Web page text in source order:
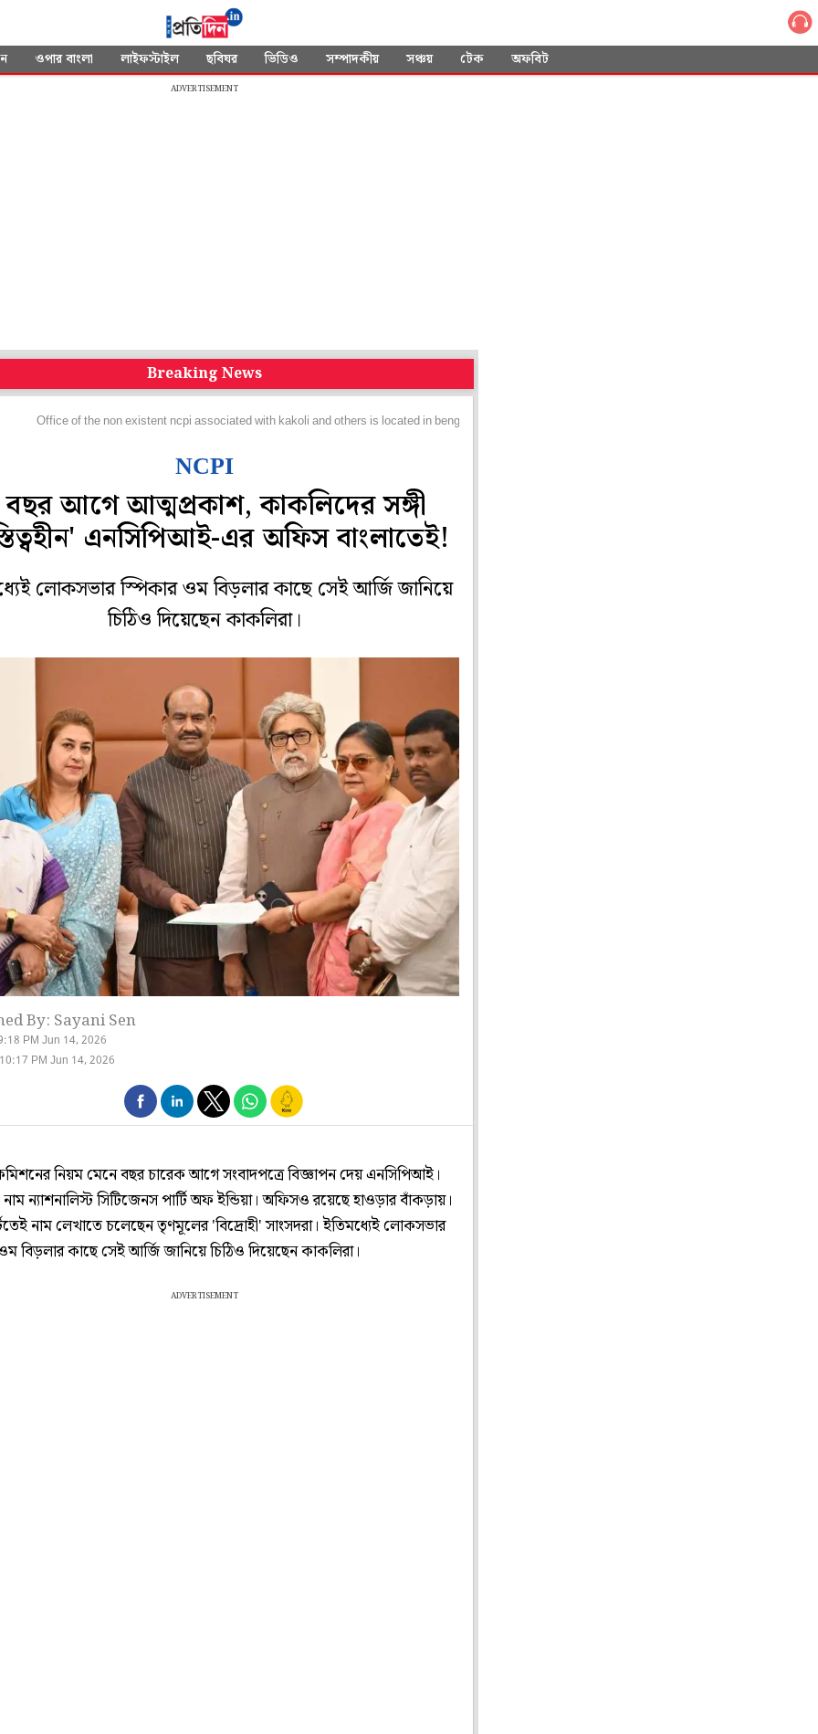
ওপার বাংলা লাইফস্টাইল ছবিঘর ভিডিও সম্পাদকীয় সঞ্চয় টেক অফবিট
ADVERTISEMENT
Breaking News
Office of the non existent ncpi associated with kakoli and others is located in bengal itself
NCPI
আগে আত্মপ্রকাশ, কাকলিদের সঙ্গী
এনসিপিআই-এর অফিস বাংলাতেই!
লোকসভার স্পিকার ওম বিড়লার কাছে সেই আর্জি জানিয়ে
চিঠিও দিয়েছেন কাকলিরা।
By: Sayani Sen
PM Jun 14, 2026
PM Jun 14, 2026
নিয়ম মেনে বছর চারেক আগে সংবাদপত্রে বিজ্ঞাপন দেয় এনসিপিআই।
ন্যাশনালিস্ট সিটিজেনস পার্টি অফ ইন্ডিয়া। অফিসও রয়েছে হাওড়ার বাঁকড়ায়।
নাম লেখাতে চলেছেন তৃণমূলের 'বিদ্রোহী' সাংসদরা। ইতিমধ্যেই লোকসভার
বিড়লার কাছে সেই আর্জি জানিয়ে চিঠিও দিয়েছেন কাকলিরা।
ADVERTISEMENT